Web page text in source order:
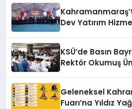
Dev Yatırım
KSÜ’de Basın
Rektör Okumuş
Geleneksel
Fuarı’na Yıldız